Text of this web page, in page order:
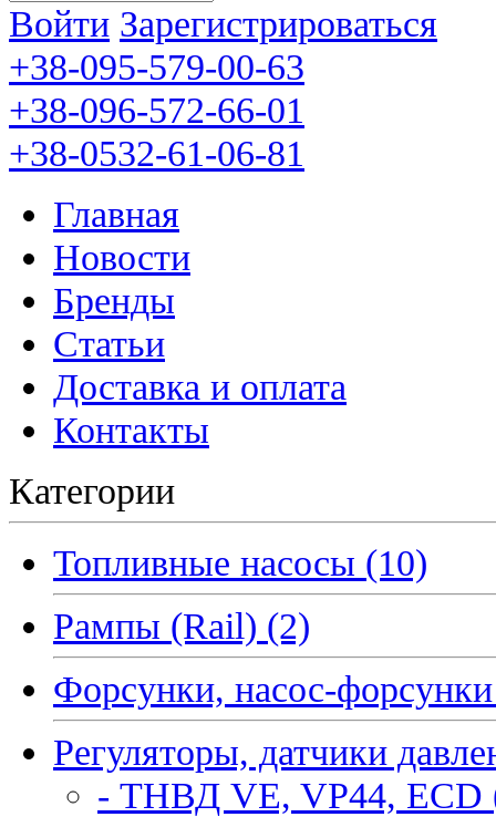
Войти Зарегистрироваться
+38-095-579-00-63
+38-096-572-66-01
+38-0532-61-06-81
Главная
Новости
Бренды
Статьи
Доставка и оплата
Контакты
Категории
Топливные насосы (10)
Рампы (Rail) (2)
Форсунки, насос-
Регуляторы, датчики
- ТНВД VE, VP44, ECD